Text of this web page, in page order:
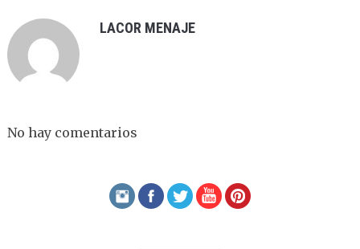
LACOR MENAJE
No hay comentarios